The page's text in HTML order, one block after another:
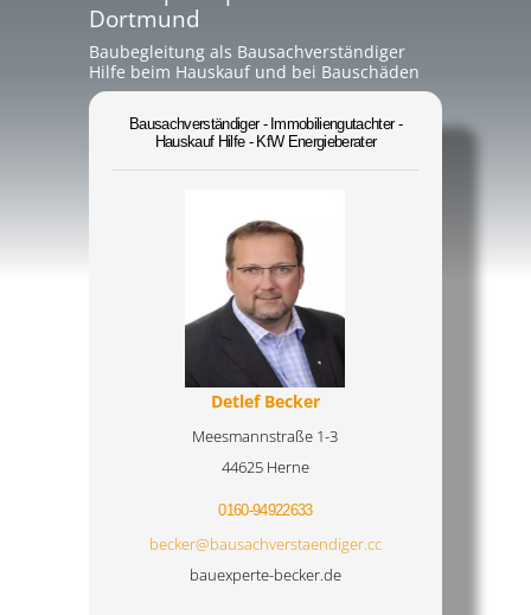
Dortmund
Baubegleitung als Bausachverständiger
Hilfe beim Hauskauf und bei Bauschäden
Bausachverständiger - Immobiliengutachter -
Hauskauf Hilfe - KfW Energieberater
Detlef Becker
Meesmannstraße 1-3
44625 Herne
0160-94922633
becker@bausachverstaendiger.cc
bauexperte-becker.de